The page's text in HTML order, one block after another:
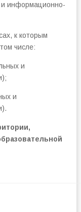
информационно-
к которым
числе:
и
и